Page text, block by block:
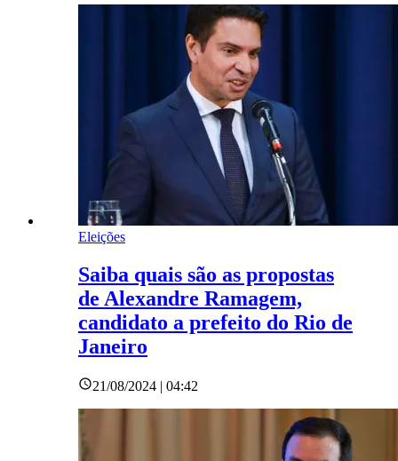
Eleições
Saiba quais são as propostas
de Alexandre Ramagem,
candidato a prefeito do Rio de
Janeiro
21/08/2024 | 04:42